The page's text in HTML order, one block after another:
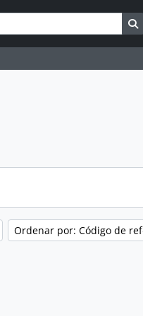
Ordenar por: Código de